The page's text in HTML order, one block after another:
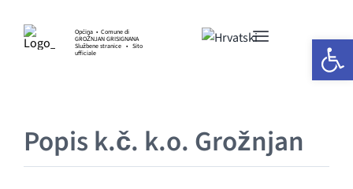
content
Općina • Comune di
GROŽNJAN GRISIGNANA
Službene stranice • Sito
ufficiale
Toggle
Navigation
OPĆINSKA UPRAVA
Popis k.č. k.o. Grožnjan